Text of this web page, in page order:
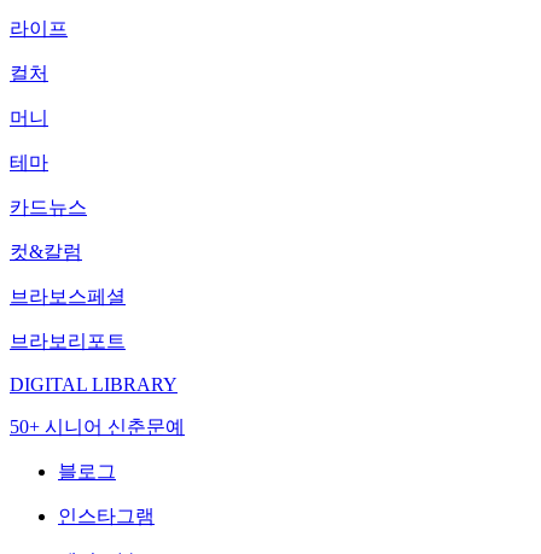
라이프
컬처
머니
테마
카드뉴스
컷&칼럼
브라보스페셜
브라보리포트
DIGITAL LIBRARY
50+ 시니어 신춘문예
블로그
인스타그램